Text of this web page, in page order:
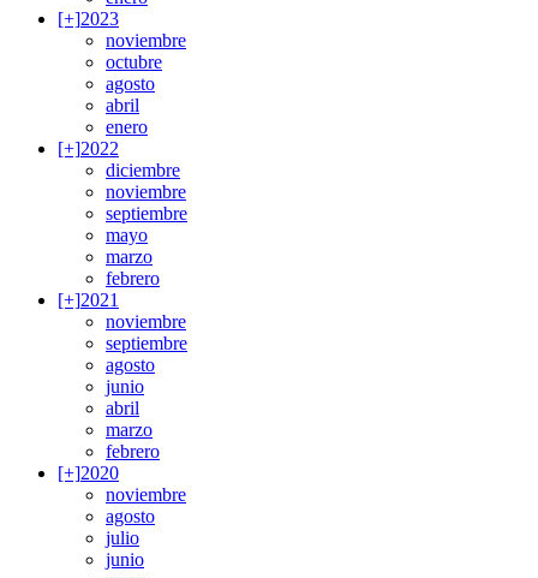
[+]2023
noviembre
octubre
agosto
abril
enero
[+]2022
diciembre
noviembre
septiembre
mayo
marzo
febrero
[+]2021
noviembre
septiembre
agosto
junio
abril
marzo
febrero
[+]2020
noviembre
agosto
julio
junio